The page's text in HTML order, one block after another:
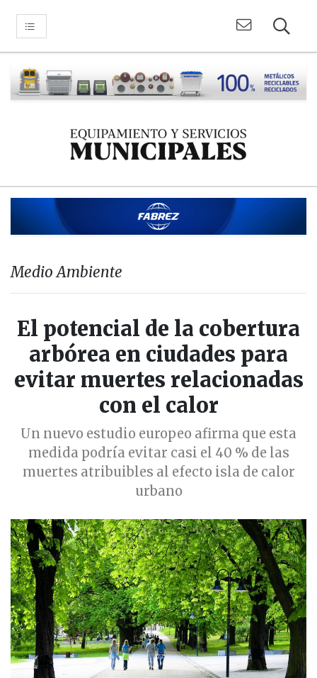
Medio Ambiente
El potencial de la cobertura
arbórea en ciudades para
evitar muertes relacionadas
con el calor
Un nuevo estudio europeo afirma que esta
medida podría evitar casi el 40 % de las
muertes atribuibles al efecto isla de calor
urbano